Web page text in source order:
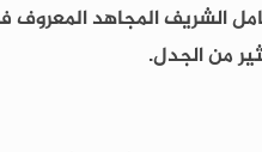
الشريف المجاهد
من الجدل.